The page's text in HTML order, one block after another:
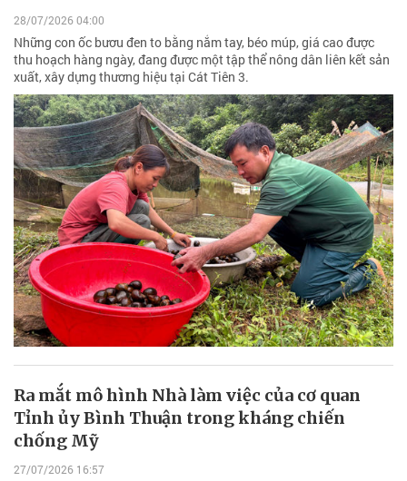
28/07/2026 04:00
Những con ốc bươu đen to bằng nắm tay, béo múp, giá cao được
thu hoạch hàng ngày, đang được một tập thể nông dân liên kết sản
xuất, xây dựng thương hiệu tại Cát Tiên 3.
Ra mắt mô hình Nhà làm việc của cơ quan
Tỉnh ủy Bình Thuận trong kháng chiến
chống Mỹ
27/07/2026 16:57